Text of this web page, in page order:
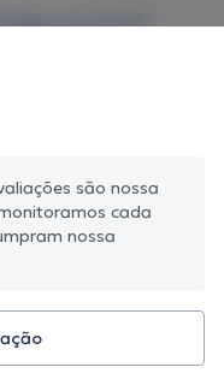
são nossa
cada
nossa